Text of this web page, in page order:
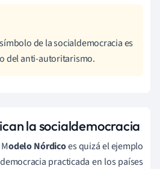
de la socialdemocracia es
del anti-autoritarismo.
la socialdemocracia
odelo Nórdicoes quizá el ejemplo
practicada en los países